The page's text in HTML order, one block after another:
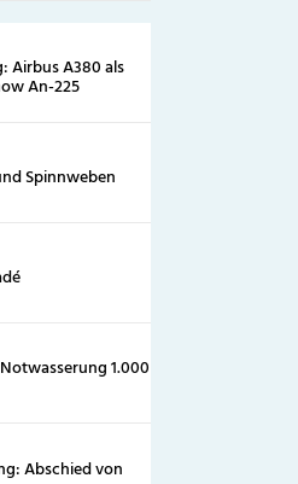
Airbus A380 als
An-225
Spinnweben
1.000
Abschied von